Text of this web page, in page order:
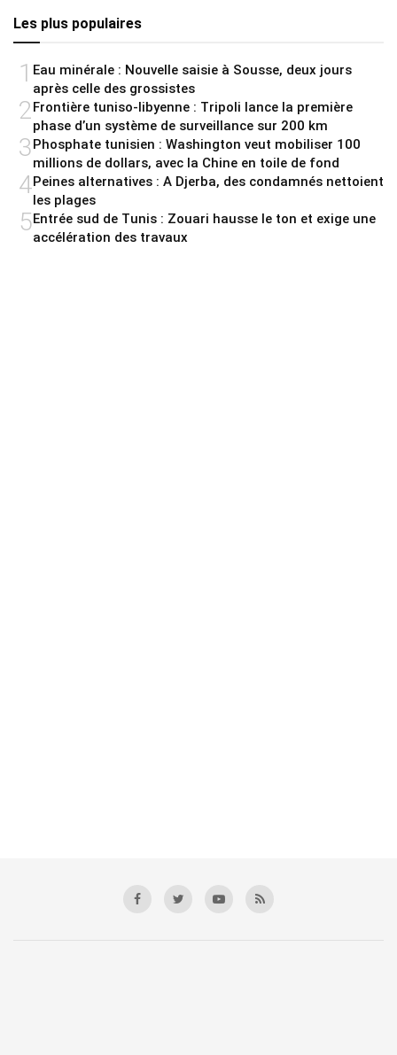
Les plus populaires
1 Eau minérale : Nouvelle saisie à Sousse, deux jours
après celle des grossistes
2Frontière tuniso-libyenne : Tripoli lance la première
phase d’un système de surveillance sur 200 km
3Phosphate tunisien : Washington veut mobiliser 100
millions de dollars, avec la Chine en toile de fond
4Peines alternatives : A Djerba, des condamnés nettoient
les plages
5Entrée sud de Tunis : Zouari hausse le ton et exige une
accélération des travaux